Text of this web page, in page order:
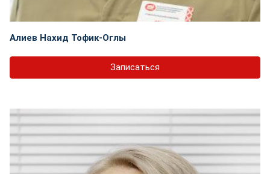
Алиев Нахид Тофик-Оглы
Записаться